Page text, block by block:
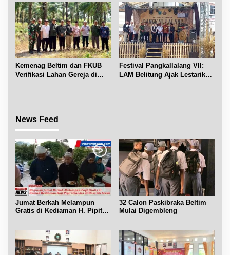
Kemenag Beltim dan FKUB
Verifikasi Lahan Gereja di
Festival Pangkallalang VII:
LAM Belitung Ajak Lestarikan
News Feed
Jumat Berkah Melampun
Gratis di Kediaman H. Pipit
32 Calon Paskibraka Beltim
Mulai Digembleng